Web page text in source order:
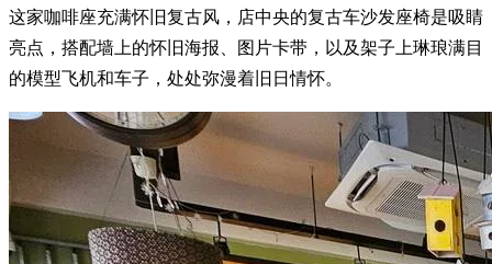
这家咖啡座充满怀旧复古风，店中央的复古车沙发座椅是吸睛
亮点，搭配墙上的怀旧海报、图片卡带，以及架子上琳琅满目
的模型飞机和车子，处处弥漫着旧日情怀。